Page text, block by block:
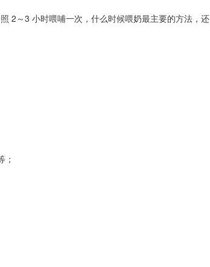
2～3 小时喂哺一次，什么时候喂奶最主要的方法，还